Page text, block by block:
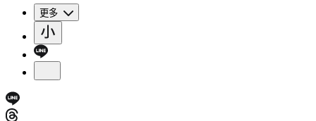
更多